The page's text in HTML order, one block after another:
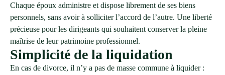
Chaque époux administre et dispose librement de ses biens
personnels, sans avoir à solliciter l’accord de l’autre. Une liberté
précieuse pour les dirigeants qui souhaitent conserver la pleine
maîtrise de leur patrimoine professionnel.
Simplicité de la liquidation
En cas de divorce, il n’y a pas de masse commune à liquider :